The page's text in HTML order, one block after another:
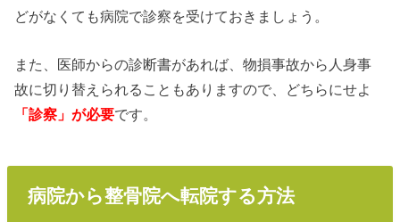
どがなくても病院で診察を受けておきましょう。
また、医師からの診断書があれば、物損事故から人身事
故に切り替えられることもありますので、どちらにせよ
「診察」が必要です。
病院から整骨院へ転院する方法